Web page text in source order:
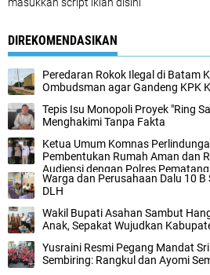
DIREKOMENDASIKAN
Peredaran Rokok Ilegal di Batam
Ombudsman agar Gandeng KPK
Tepis Isu Monopoli Proyek "Ring
Menghakimi Tanpa Fakta
Ketua Umum Komnas
Pembentukan Rumah Aman dan
Audiensi dengan Polres
Warga dan Perusahaan Dalu 10 B
DLH
Wakil Bupati Asahan Sambut
Anak, Sepakat Wujudkan
Yusraini Resmi Pegang Mandat
Sembiring: Rangkul dan Ayomi